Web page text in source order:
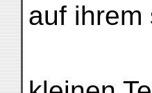
auf ihrem